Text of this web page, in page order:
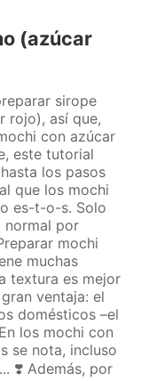
(azúcar
sirope
rojo), así que,
con azúcar
este tutorial
los pasos
que los mochi
es-t-o-s. Solo
normal por
mochi
muchas
textura es mejor
ventaja: el
domésticos –el
los mochi con
se nota, incluso
❣️ Además, por